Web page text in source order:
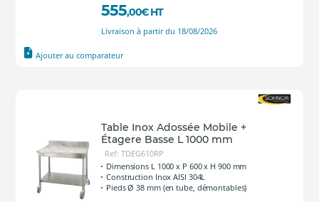
555,00€ HT
Livraison à partir du 18/08/2026
Ajouter au comparateur
Table Inox Adossée Mobile +
Étagere Basse L 1000 mm
Ref: TDEG610RP
Dimensions L 1000 x P 600 x H 900 mm
Construction Inox AISI 304L
Pieds Ø 38 mm (en tube, démontables)